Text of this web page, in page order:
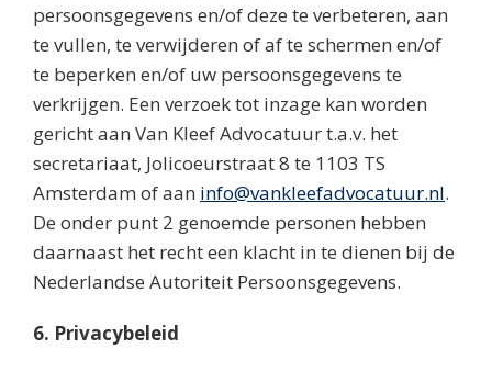
persoonsgegevens en/of deze te verbeteren, aan
te vullen, te verwijderen of af te schermen en/of
te beperken en/of uw persoonsgegevens te
verkrijgen. Een verzoek tot inzage kan worden
gericht aan Van Kleef Advocatuur t.a.v. het
secretariaat, Jolicoeurstraat 8 te 1103 TS
Amsterdam of aan info@vankleefadvocatuur.nl.
De onder punt 2 genoemde personen hebben
daarnaast het recht een klacht in te dienen bij de
Nederlandse Autoriteit Persoonsgegevens.
6. Privacybeleid